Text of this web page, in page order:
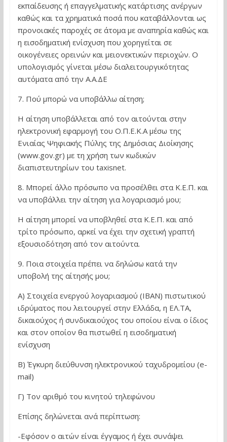
εκπαίδευσης ή επαγγελματικής κατάρτισης ανέργων
καθώς και τα χρηματικά ποσά που καταβάλλονται ως
προνοιακές παροχές σε άτομα με αναπηρία καθώς και
η εισοδηματική ενίσχυση που χορηγείται σε
οικογένειες ορεινών και μειονεκτικών περιοχών. Ο
υπολογισμός γίνεται μέσω διαλειτουργικότητας
αυτόματα από την Α.Α.ΔΕ
7. Πού μπορώ να υποβάλλω αίτηση;
Η αίτηση υποβάλλεται από τον αιτούνται στην
ηλεκτρονική εφαρμογή του Ο.Π.Ε.Κ.Α μέσω της
Ενιαίας Ψηφιακής Πύλης της Δημόσιας Διοίκησης
(www.gov.gr) με τη χρήση των κωδικών
διαπιστευτηρίων του taxisnet.
8. Μπορεί άλλο πρόσωπο να προσέλθει στα Κ.Ε.Π. και
να υποβάλλει την αίτηση για λογαριασμό μου;
Η αίτηση μπορεί να υποβληθεί στα Κ.Ε.Π. και από
τρίτο πρόσωπο, αρκεί να έχει την σχετική γραπτή
εξουσιοδότηση από τον αιτούντα.
9. Ποια στοιχεία πρέπει να δηλώσω κατά την
υποβολή της αίτησής μου;
Α) Στοιχεία ενεργού λογαριασμού (ΙΒΑΝ) πιστωτικού
ιδρύματος που λειτουργεί στην Ελλάδα, η ΕΛ.ΤΑ,
δικαιούχος ή συνδικαιούχος του οποίου είναι ο ίδιος
και στον οποίον θα πιστωθεί η εισοδηματική
ενίσχυση
Β) Έγκυρη διεύθυνση ηλεκτρονικού ταχυδρομείου (e-
mail)
Γ) Τον αριθμό του κινητού τηλεφώνου
Επίσης δηλώνεται ανά περίπτωση:
-Εφόσον ο αιτών είναι έγγαμος ή έχει συνάψει